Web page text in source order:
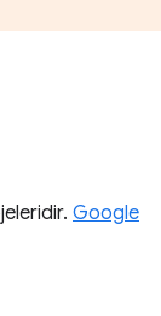
Google